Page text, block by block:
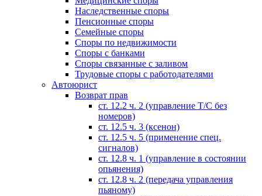
Наследственные споры
Пенсионные споры
Семейные споры
Cпоры по недвижимости
Споры с банками
Споры связанные с заливом
Трудовые споры с работодателями
Автоюрист
Возврат прав
ст. 12.2 ч. 2 (управление Т/С без
номеров)
ст. 12.5 ч. 3 (ксенон)
ст. 12.5 ч. 5 (применение спец.
сигналов)
cт. 12.8 ч. 1 (управление в состоянии
опьянения)
ст. 12.8 ч. 2 (передача управления
пьяному)